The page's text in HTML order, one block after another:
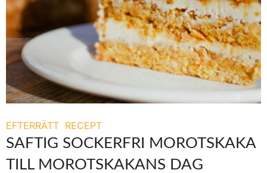
EFTERRÄTT RECEPT
SAFTIG SOCKERFRI MOROTSKAKA
TILL MOROTSKAKANS DAG